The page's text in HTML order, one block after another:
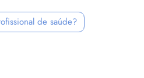
de saúde?